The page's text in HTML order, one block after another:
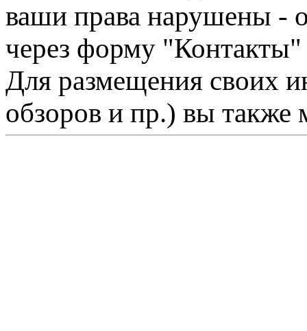
ваши права нарушены -
через форму "Контакты"
Для размещения своих
обзоров и пр.) вы также